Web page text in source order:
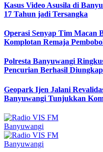
Kasus Video Asusila di
17 Tahun jadi Tersangka
Operasi Senyap Tim Macan
Komplotan Remaja
Polresta Banyuwangi
Pencurian Berhasil Diungkap
Geopark Ijen Jalani
Banyuwangi Tunjukkan